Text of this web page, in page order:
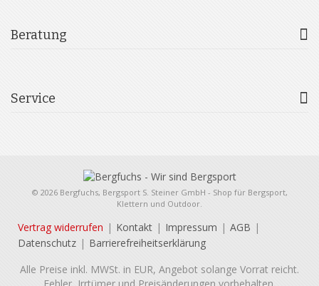
Beratung
Service
© 2026 Bergfuchs, Bergsport S. Steiner GmbH - Shop für Bergsport,
Klettern und Outdoor.
Vertrag widerrufen Kontakt Impressum
AGB
Datenschutz
Barrierefreiheitserklärung
Alle Preise inkl. MWSt. in EUR, Angebot solange Vorrat reicht.